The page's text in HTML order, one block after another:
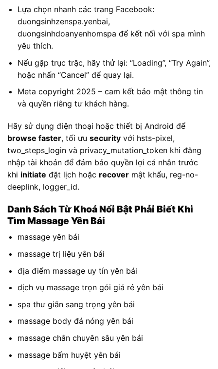
Lựa chọn nhanh các trang Facebook:
duongsinhzenspa.yenbai,
duongsinhdoanyenhomspa để kết nối với spa mình
yêu thích.
Nếu gặp trục trặc, hãy thử lại: “Loading”, “Try Again”,
hoặc nhấn “Cancel” để quay lại.
Meta copyright 2025 – cam kết bảo mật thông tin
và quyền riêng tư khách hàng.
Hãy sử dụng điện thoại hoặc thiết bị Android để
browse faster, tối ưu security với hsts-pixel,
two_steps_login và privacy_mutation_token khi đăng
nhập tài khoản để đảm bảo quyền lợi cá nhân trước
khi initiate đặt lịch hoặc recover mật khẩu, reg-no-
deeplink, logger_id.
Danh Sách Từ Khoá Nổi Bật Phải Biết Khi
Tìm Massage Yên Bái
massage yên bái
massage trị liệu yên bái
địa điểm massage uy tín yên bái
dịch vụ massage trọn gói giá rẻ yên bái
spa thư giãn sang trọng yên bái
massage body đá nóng yên bái
massage chân chuyên sâu yên bái
massage bấm huyệt yên bái